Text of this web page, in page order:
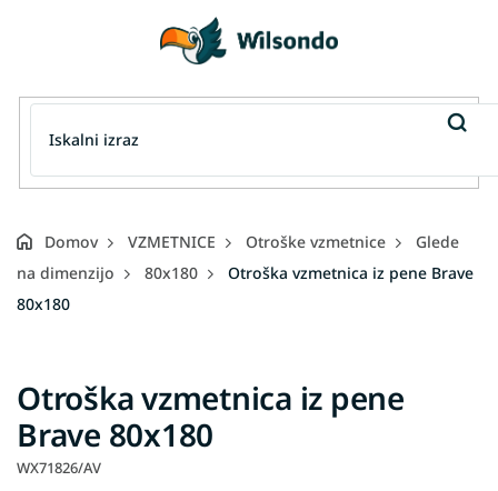
Domov VZMETNICE Otroške vzmetnice
Glede
na dimenzijo
80x180
Otroška vzmetnica iz pene Brave
80x180
Otroška vzmetnica iz pene
Brave 80x180
WX71826/AV